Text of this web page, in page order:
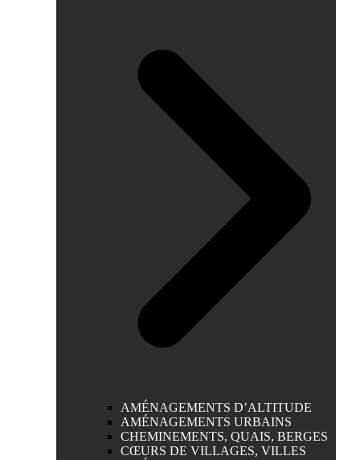
AMÉNAGEMENTS D’ALTITUDE
AMÉNAGEMENTS URBAINS
CHEMINEMENTS, QUAIS, BERGES
CŒURS DE VILLAGES, VILLES